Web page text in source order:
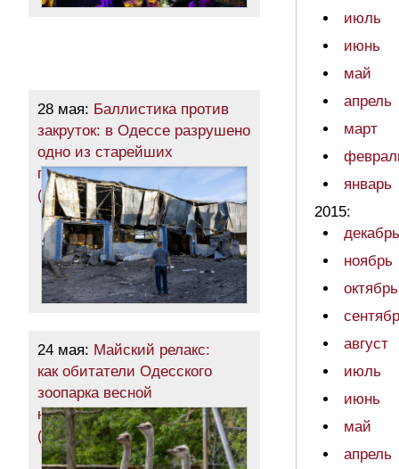
28 мая: Баллистика против
закруток: в Одессе разрушено
одно из старейших
промышленных предприятий
(фото)
24 мая: Майский релакс:
как обитатели Одесского
зоопарка весной
наслаждаются
(фоторепортаж)
июль
июнь
май
апрель
март
январь
2015:
декабрь
ноябрь
октябрь
август
июль
июнь
май
апрель